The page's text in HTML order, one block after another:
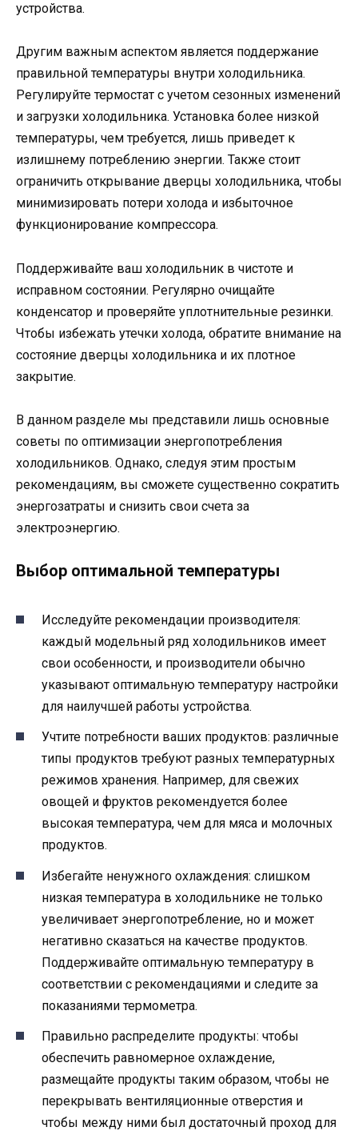
устройства.
Другим важным аспектом является поддержание
правильной температуры внутри холодильника.
Регулируйте термостат с учетом сезонных изменений
и загрузки холодильника. Установка более низкой
температуры, чем требуется, лишь приведет к
излишнему потреблению энергии. Также стоит
ограничить открывание дверцы холодильника, чтобы
минимизировать потери холода и избыточное
функционирование компрессора.
Поддерживайте ваш холодильник в чистоте и
исправном состоянии. Регулярно очищайте
конденсатор и проверяйте уплотнительные резинки.
Чтобы избежать утечки холода, обратите внимание на
состояние дверцы холодильника и их плотное
закрытие.
В данном разделе мы представили лишь основные
советы по оптимизации энергопотребления
холодильников. Однако, следуя этим простым
рекомендациям, вы сможете существенно сократить
энергозатраты и снизить свои счета за
электроэнергию.
Выбор оптимальной температуры
Исследуйте рекомендации производителя:
каждый модельный ряд холодильников имеет
свои особенности, и производители обычно
указывают оптимальную температуру настройки
для наилучшей работы устройства.
Учтите потребности ваших продуктов: различные
типы продуктов требуют разных температурных
режимов хранения. Например, для свежих
овощей и фруктов рекомендуется более
высокая температура, чем для мяса и молочных
продуктов.
Избегайте ненужного охлаждения: слишком
низкая температура в холодильнике не только
увеличивает энергопотребление, но и может
негативно сказаться на качестве продуктов.
Поддерживайте оптимальную температуру в
соответствии с рекомендациями и следите за
показаниями термометра.
Правильно распределите продукты: чтобы
обеспечить равномерное охлаждение,
размещайте продукты таким образом, чтобы не
перекрывать вентиляционные отверстия и
чтобы между ними был достаточный проход для